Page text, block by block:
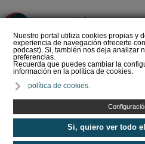
Nuestro portal utiliza cookies propias y
experiencia de navegación ofrecerte
podcast). Si, también nos deja analizar
preferencias.
Recuerda que puedes cambiar la
información en la política de cookies.
política de cookies.
Si, quiero ver todo
pap…